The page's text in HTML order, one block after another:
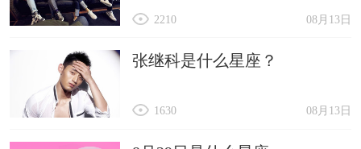
08月13日
2210
张继科是什么星座？
08月13日
1630